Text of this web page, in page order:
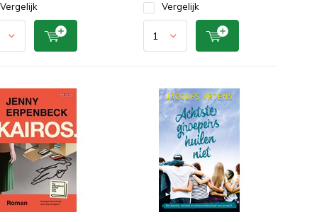
Vergelijk Vergelijk